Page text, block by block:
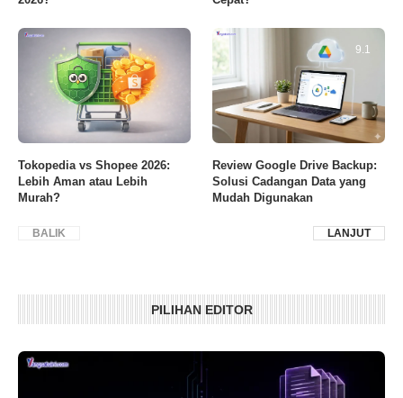
Tokopedia vs Shopee 2026:
Lebih Aman atau Lebih
Murah?
9.1
Review Google Drive Backup:
Solusi Cadangan Data yang
Mudah Digunakan
BALIK LANJUT
PILIHAN EDITOR